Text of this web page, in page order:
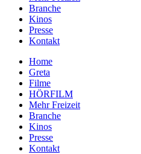
Branche
Kinos
Presse
Kontakt
Home
Greta
Filme
HÖRFILM
Mehr Freizeit
Branche
Kinos
Presse
Kontakt